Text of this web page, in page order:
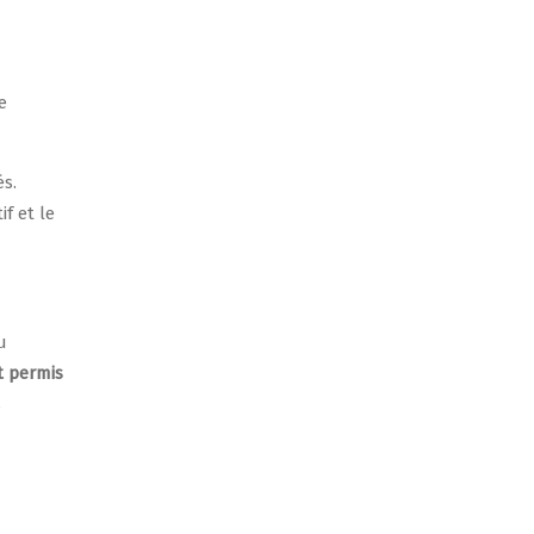
et le
permis